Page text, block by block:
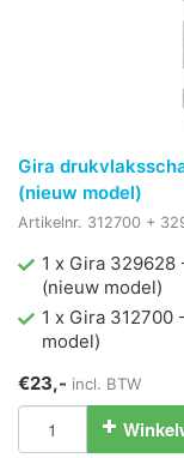
Gira
(nieuw model)
Artikelnr. 312700 +
1 x Gira
(nieuw model)
1 x Gira 312700
model)
€23,- incl. BTW